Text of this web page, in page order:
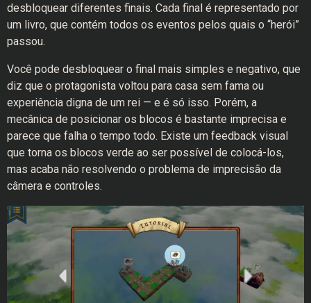
desbloquear diferentes finais. Cada final é representado por
um livro, que contém todos os eventos pelos quais o “herói”
passou.
Você pode desbloquear o final mais simples e negativo, que
diz que o protagonista voltou para casa sem fama ou
experiência digna de um rei — e é só isso. Porém, a
mecânica de posicionar os blocos é bastante imprecisa e
parece que falha o tempo todo. Existe um feedback visual
que torna os blocos verde ao ser possível de colocá-los,
mas acaba não resolvendo o problema de imprecisão da
câmera e controles.